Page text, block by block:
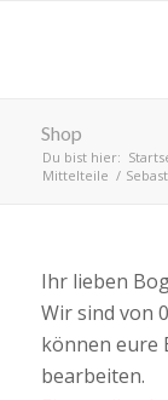
Shop
Du bist hier:
Mittelteile /
Ihr lieben
Wir sind von
können eure
bearbeiten.